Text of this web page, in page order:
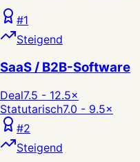
#1
Steigend
SaaS / B2B-Software
Deal7.5 - 12.5×
Statutarisch7.0 - 9.5×
#2
Steigend